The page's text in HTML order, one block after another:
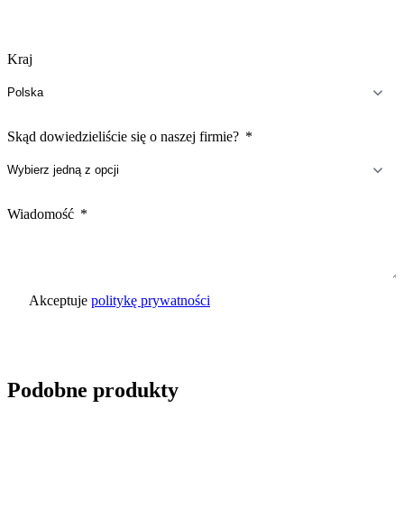
Kraj
Skąd dowiedzieliście się o naszej firmie?
Wiadomość
Akceptuje politykę prywatności
Podobne produkty